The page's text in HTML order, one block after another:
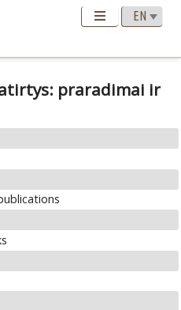
praradimai ir